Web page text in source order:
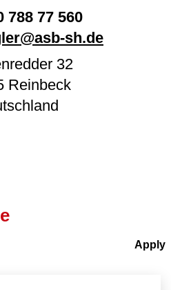
788 77 560
sh.de
32
Reinbeck